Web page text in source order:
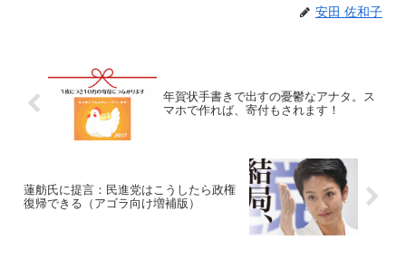
安田 佐和子
年賀状手書きで出すの憂鬱なアナタ。ス
マホで作れば、寄付もされます！
蓮舫氏に提言：民進党はこうしたら政権
復帰できる（アゴラ向け増補版）